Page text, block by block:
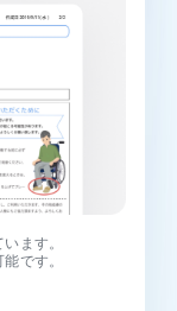
ます。
です。